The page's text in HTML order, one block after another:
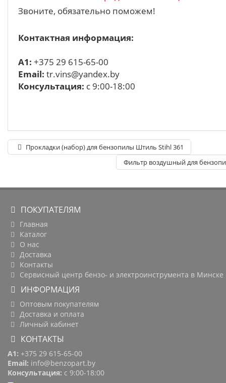
Звоните, обязательно поможем!
Контактная информация:
A1: +375 29 615-65-00
Email: tr.vins@yandex.by
Консультация: с 9:00-18:00
Прокладки (набор) для бензопилы Штиль Stihl 361
Фильтр воздушный для
ПОКУПАТЕЛЯМ
Главная
Каталог
О нас
Доставка
Контакты
Сервисный центр бензо- и электроинструмента в Минске
ИНФОРМАЦИЯ
Оптовым покупателям
Доставка и оплата
Личный кабинет
КОНТАКТЫ
A1: +375 29 615-65-00
Email: info@benzopart.by
Консультация: с 9:00-18:00